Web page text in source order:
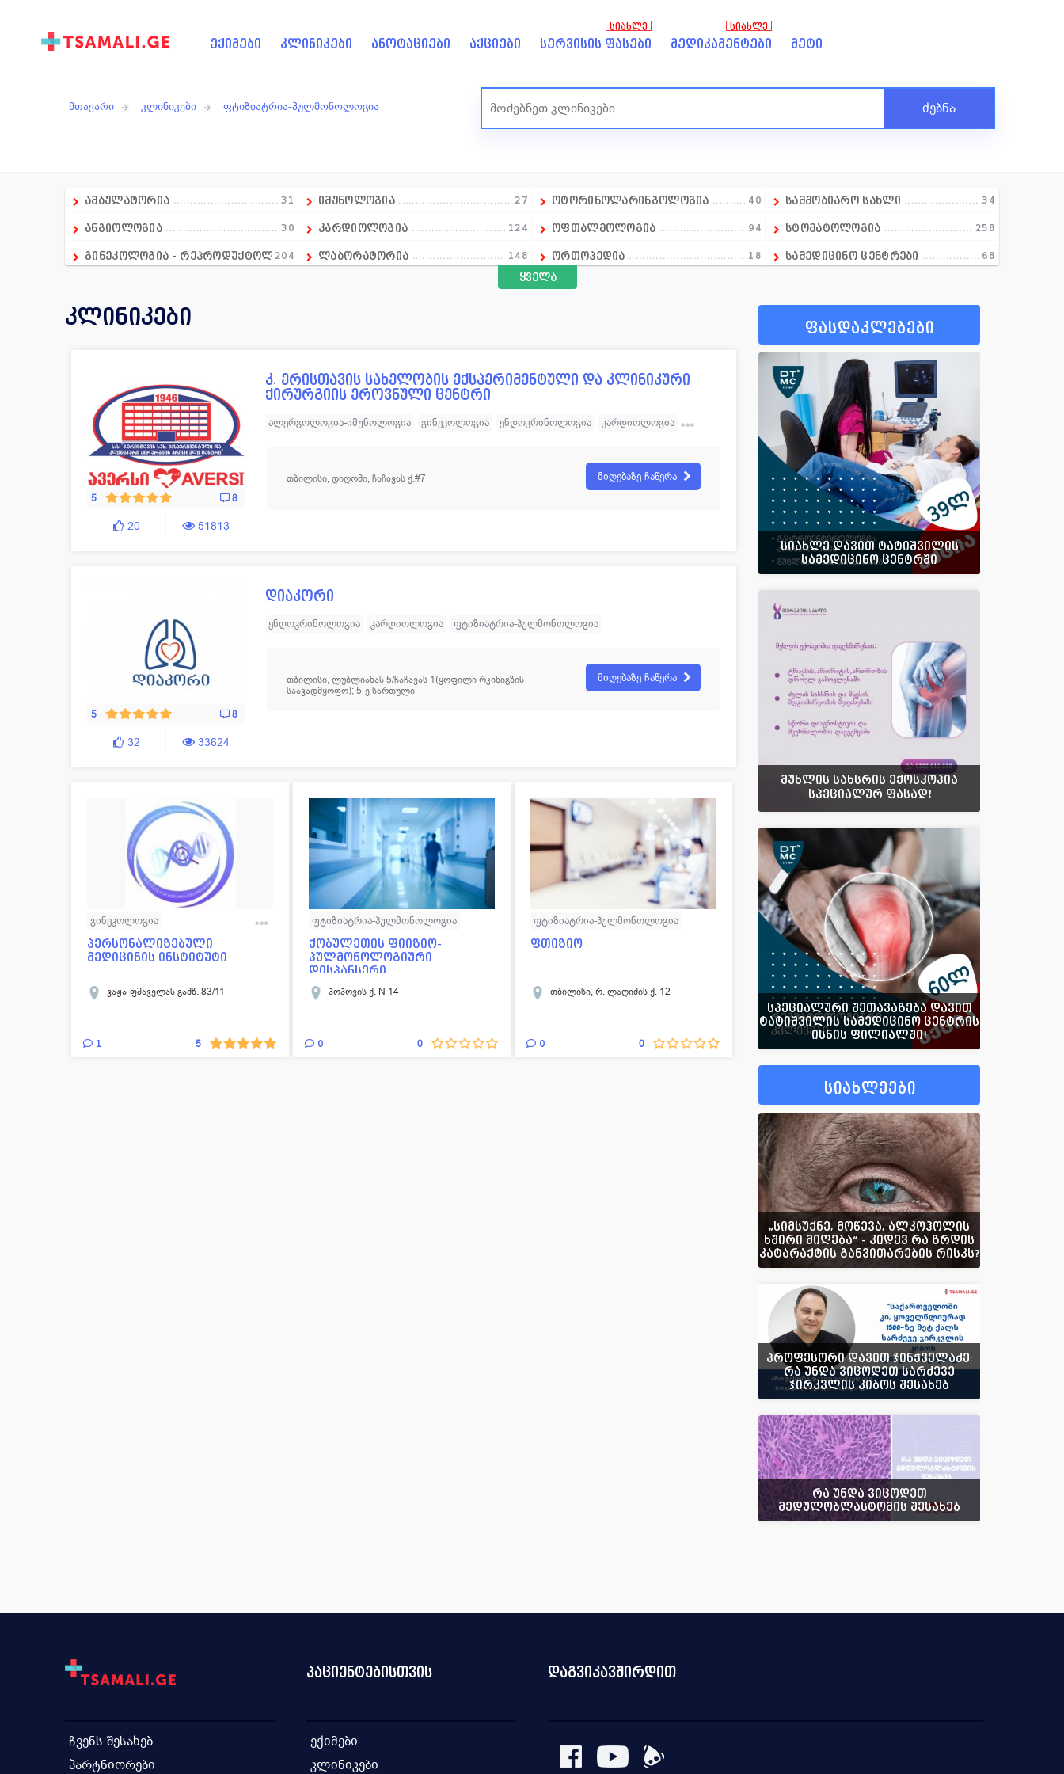
ექიმები კლინიკები ანოტაციები აქციები სერვისის ფასები
ᲡᲘᲐᲮᲚᲔ
მედიკამენტები
ᲡᲘᲐᲮᲚᲔ
მეტი
მთავარი კლინიკები ფტიზიატრია-პულმონოლოგია ძებნა
ამბულატორია 31
ანგიოლოგია 30
გინეკოლოგია - რეპროდუქტოლოგია
204
დიაგნოსტიკა
ესთეტიკური მედიცინა 129
ვეტერინარია 11
თერაპია
იმუნოლოგია 27
კარდიოლოგია 124
ლაბორატორია 148
18
ნევროლოგია
ნეფროლოგია 12
ოტორინოლარინგოლოგია 40
ოფთალმოლოგია 94
ორთოპედია 18
ოსტეოპათია
97
რევმატოლოგია
სამშობიარო სახლი 34
სტომატოლოგია 258
სამედიცინო ცენტრები 68
უროლოგია
ფსიქოლოგია
ფსიქიატრია
ქირურგია 215
ყველა
კლინიკები
5 8
20 51813
კ. ერისთავის სახელობის ექსპერიმენტული და კლინიკური
ქირურგიის ეროვნული ცენტრი
ალერგოლოგია-იმუნოლოგია გინეკოლოგია ენდოკრინოლოგია
კარდიოლოგია
ფტიზიატრია-პულმონოლოგია
ქირურგია
ანგიოლოგია თერაპია
მრავალპროფილური კლინიკა
თბილისი, დიღომი, ჩაჩავას ქ.#7 მიღებაზე ჩაწერა
5 8
32 33624
დიაკორი
ენდოკრინოლოგია კარდიოლოგია ფტიზიატრია-პულმონოლოგია
თბილისი, ლუბლიანას 5/ჩაჩავას 1(ყოფილი რკინიგზის
საავადმყოფო); 5-ე სართული
მიღებაზე ჩაწერა
გინეკოლოგია
დერმატოლოგია-ვენეროლოგია
ენდოკრინოლოგია
კარდიოლოგია
ლაბორატორია
ონკოლოგია
ქირურგია
პერსონალიზებული
მედიცინის ინსტიტუტი
ვაჟა-ფშაველას გამზ. 83/11
1 5
ფტიზიატრია-პულმონოლოგია
ქობულეთის ფიიზიო-
პულმონოლოგიური
დისპანსერი
პოპოვის ქ. N 14
0 0
ფტიზიატრია-პულმონოლოგია
ფთიზიო
თბილისი, რ. ლაღიძის ქ. 12
0 0
ფასდაკლებები
სიახლე დავით ტატიშვილის
სამედიცინო ცენტრში
მუხლის სახსრის ექოსკოპია
სპეციალურ ფასად❗️
სპეციალური შეთავაზება დავით
ტატიშვილის სამედიცინო ცენტრის
ისნის ფილიალში!
სიახლეები
„სიმსუქნე, მოწევა, ალკოჰოლის
ხშირი მიღება“ - კიდევ რა ზრდის
კატარაქტის განვითარების რისკს?
პროფესორი დავით ჯინჭველაძე:
რა უნდა ვიცოდეთ სარძევე
ჯირკვლის კიბოს შესახებ
რა უნდა ვიცოდეთ
მედულობლასტომის შესახებ
ჩვენს შესახებ
პარტნიორები
პაციენტებისთვის
ექიმები
კლინიკები
დაგვიკავშირდით